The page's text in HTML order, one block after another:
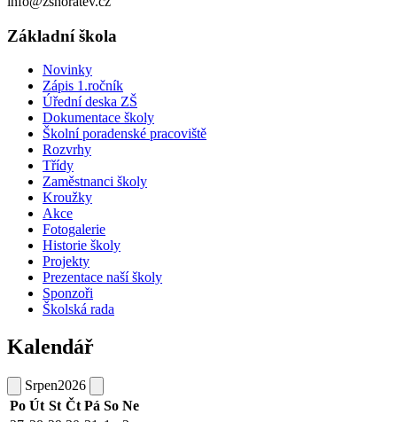
Základní škola
Novinky
Zápis 1.ročník
Úřední deska ZŠ
Dokumentace školy
Školní poradenské pracoviště
Rozvrhy
Třídy
Zaměstnanci školy
Kroužky
Akce
Fotogalerie
Historie školy
Projekty
Prezentace naší školy
Sponzoři
Školská rada
Kalendář
Srpen2026
Po Út St Čt Pá So Ne